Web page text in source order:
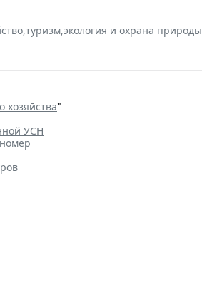
,туризм,экология и охрана природы
хозяйства"
УСН